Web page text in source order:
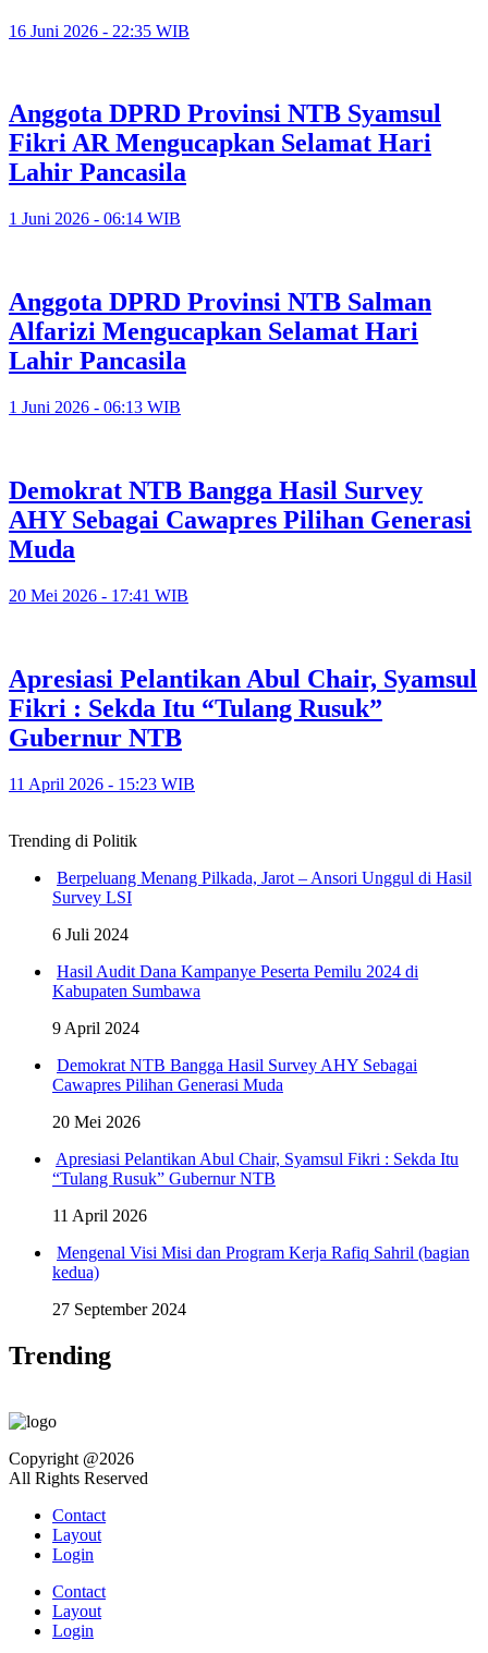
16 Juni 2026 - 22:35 WIB
Anggota DPRD Provinsi NTB Syamsul
Fikri AR Mengucapkan Selamat Hari
Lahir Pancasila
1 Juni 2026 - 06:14 WIB
Anggota DPRD Provinsi NTB Salman
Alfarizi Mengucapkan Selamat Hari
Lahir Pancasila
1 Juni 2026 - 06:13 WIB
Demokrat NTB Bangga Hasil Survey
AHY Sebagai Cawapres Pilihan Generasi
Muda
20 Mei 2026 - 17:41 WIB
Apresiasi Pelantikan Abul Chair, Syamsul
Fikri : Sekda Itu “Tulang Rusuk”
Gubernur NTB
11 April 2026 - 15:23 WIB
Trending di Politik
Berpeluang Menang Pilkada, Jarot – Ansori Unggul di Hasil
Survey LSI
6 Juli 2024
Hasil Audit Dana Kampanye Peserta Pemilu 2024 di
Kabupaten Sumbawa
9 April 2024
Demokrat NTB Bangga Hasil Survey AHY Sebagai
Cawapres Pilihan Generasi Muda
20 Mei 2026
Apresiasi Pelantikan Abul Chair, Syamsul Fikri : Sekda Itu
“Tulang Rusuk” Gubernur NTB
11 April 2026
Mengenal Visi Misi dan Program Kerja Rafiq Sahril (bagian
kedua)
27 September 2024
Trending
Copyright @2026
All Rights Reserved
Contact
Layout
Login
Contact
Layout
Login